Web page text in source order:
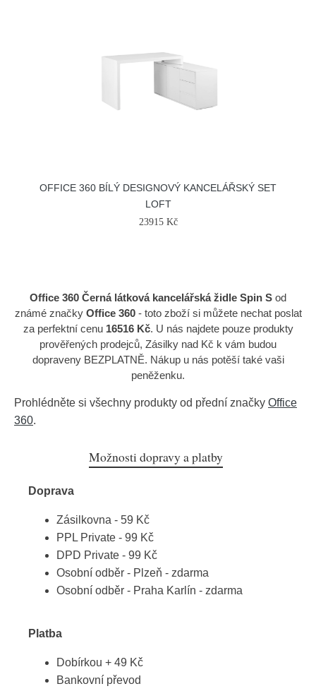
OFFICE 360 BÍLÝ DESIGNOVÝ KANCELÁŘSKÝ SET
LOFT
23915 Kč
Office 360 Černá látková kancelářská židle Spin S od
známé značkyOffice 360- toto zboží si můžete nechat poslat
za perfektní cenu 16516 Kč. U nás najdete pouze produkty
prověřených prodejců, Zásilky nad Kč k vám budou
dopraveny BEZPLATNĚ. Nákup u nás potěší také vaši
peněženku.
Prohlédněte si všechny produkty od přední značky Office
360.
Možnosti dopravy a platby
Doprava
Zásilkovna - 59 Kč
PPL Private - 99 Kč
DPD Private - 99 Kč
Osobní odběr - Plzeň - zdarma
Osobní odběr - Praha Karlín - zdarma
Platba
Dobírkou + 49 Kč
Bankovní převod